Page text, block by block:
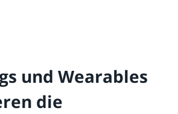
und Wearables
die